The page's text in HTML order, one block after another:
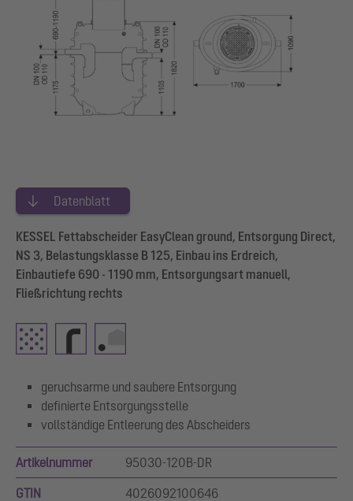
Datenblatt
KESSEL Fettabscheider EasyClean ground, Entsorgung Direct,
NS 3, Belastungsklasse B 125, Einbau ins Erdreich,
Einbautiefe 690 - 1190 mm, Entsorgungsart manuell,
Fließrichtung rechts
geruchsarme und saubere Entsorgung
definierte Entsorgungsstelle
vollständige Entleerung des Abscheiders
Artikelnummer 95030-120B-DR
GTIN 4026092100646